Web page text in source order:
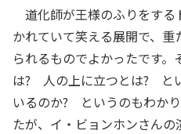
道化師が王様のふりをする
かれていて笑える展開で、
られるものでよかったです。
は? 人の上に立つとは? と
いるのか? というのもわか
たが、イ・ビョンホンさん